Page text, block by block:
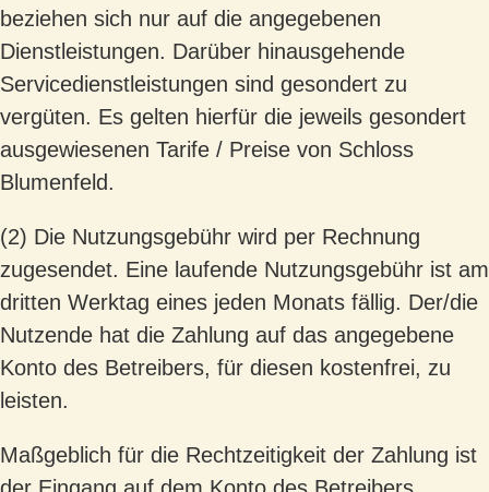
beziehen sich nur auf die angegebenen
Dienstleistungen. Darüber hinausgehende
Servicedienstleistungen sind gesondert zu
vergüten. Es gelten hierfür die jeweils gesondert
ausgewiesenen Tarife / Preise von Schloss
Blumenfeld.
(2) Die Nutzungsgebühr wird per Rechnung
zugesendet. Eine laufende Nutzungsgebühr ist am
dritten Werktag eines jeden Monats fällig. Der/die
Nutzende hat die Zahlung auf das angegebene
Konto des Betreibers, für diesen kostenfrei, zu
leisten.
Maßgeblich für die Rechtzeitigkeit der Zahlung ist